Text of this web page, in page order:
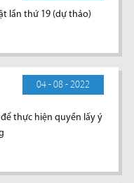
lần thứ 19 (dự thảo)
04 - 08 - 2022
thực hiện quyền lấy ý